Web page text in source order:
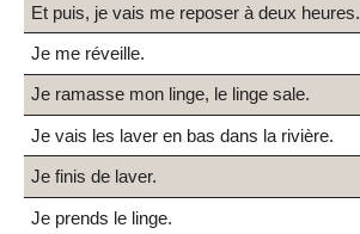
Et puis, je vais me reposer à deux heures.
Je me réveille.
Je ramasse mon linge, le linge sale.
Je vais les laver en bas dans la rivière.
Je finis de laver.
Je prends le linge.